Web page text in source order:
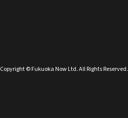
Copyright © Fukuoka Now Ltd. All Rights Reserved.